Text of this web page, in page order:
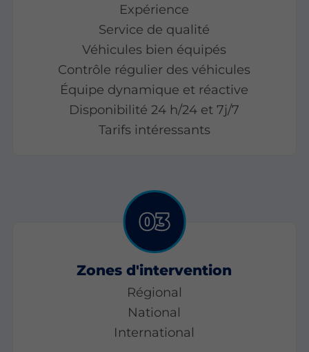
Expérience
Service de qualité
Véhicules bien équipés
Contrôle régulier des véhicules
Équipe dynamique et réactive
Disponibilité 24 h/24 et 7j/7
Tarifs intéressants
Zones d'intervention
Régional
National
International